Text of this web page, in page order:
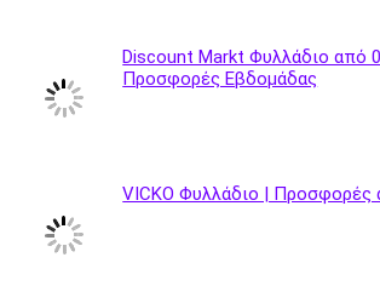
Discount Markt Φυλλάδιο από
Προσφορές Εβδομάδας
VICKO Φυλλάδιο | Προσφορές